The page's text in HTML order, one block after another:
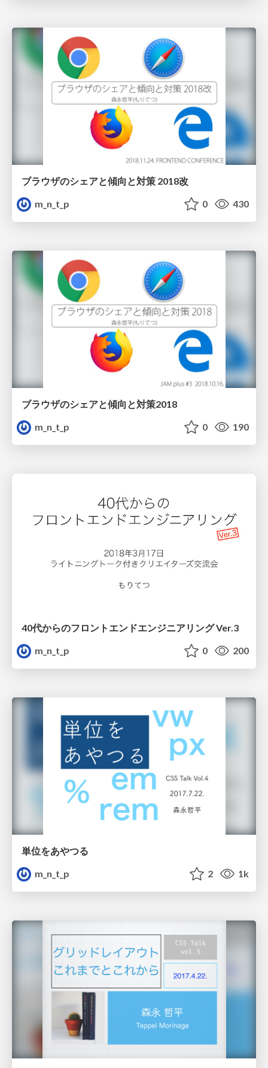
ブラウザのシェアと傾向と対策 2018改
m_n_t_p
0 430
ブラウザのシェアと傾向と対策2018
m_n_t_p
0 190
40代からのフロントエンドエンジニアリング Ver.3
m_n_t_p
0 200
単位をあやつる
m_n_t_p
2 1k